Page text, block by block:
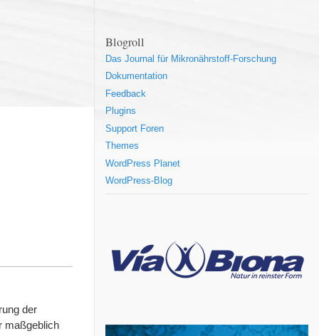
der
maßgeblich
Blogroll
Das Journal für Mikronährstoff-Forschung
Dokumentation
Feedback
Plugins
Support Foren
Themes
WordPress Planet
WordPress-Blog